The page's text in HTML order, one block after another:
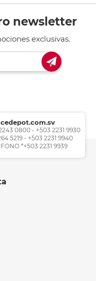
newsletter
exclusivas.
0800 - +503 2231 9930
5219 - +503 2231 9940
*+503 2231 9939